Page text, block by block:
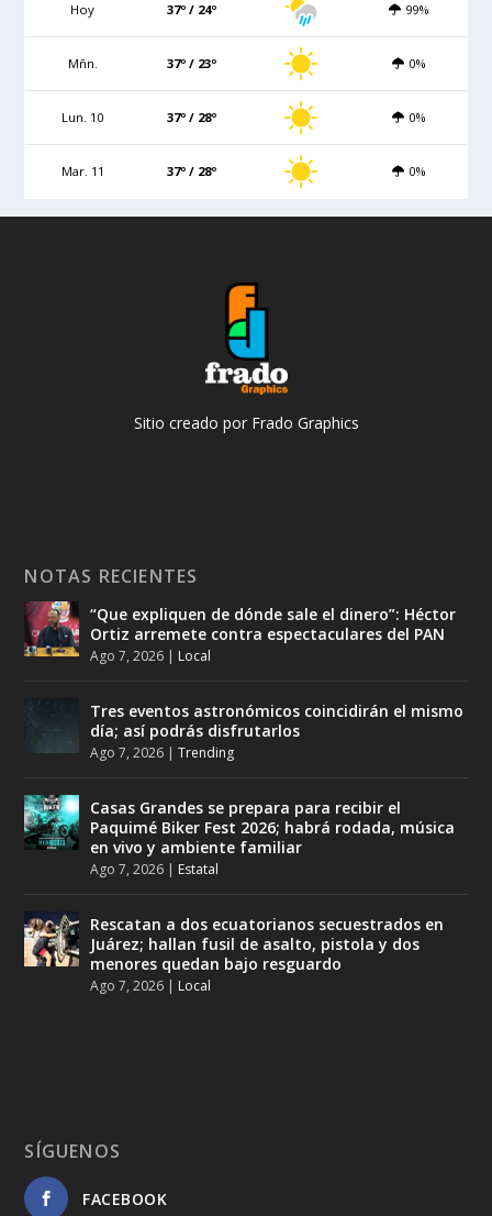
Hoy 37º / 24º 99%
Mñn. 37º / 23º 0%
Lun. 10 37º / 28º 0%
Mar. 11 37º / 28º 0%
Sitio creado por Frado Graphics
NOTAS RECIENTES
“Que expliquen de dónde sale el dinero”: Héctor
Ortiz arremete contra espectaculares del PAN
Ago 7, 2026 | Local
Tres eventos astronómicos coincidirán el mismo
día; así podrás disfrutarlos
Ago 7, 2026 |Trending
Casas Grandes se prepara para recibir el
Paquimé Biker Fest 2026; habrá rodada, música
en vivo y ambiente familiar
Ago 7, 2026 | Estatal
Rescatan a dos ecuatorianos secuestrados en
Juárez; hallan fusil de asalto, pistola y dos
menores quedan bajo resguardo
Ago 7, 2026 | Local
SÍGUENOS
FACEBOOK